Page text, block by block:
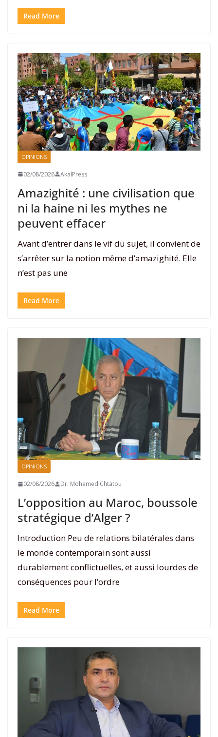
Read More
OPINIONS
02/08/2026 AkalPress
Amazighité : une civilisation que
ni la haine ni les mythes ne
peuvent effacer
Avant d’entrer dans le vif du sujet, il convient de
s’arrêter sur la notion même d’amazighité. Elle
n’est pas une
Read More
OPINIONS
02/08/2026 Dr. Mohamed Chtatou
L’opposition au Maroc, boussole
stratégique d’Alger ?
Introduction Peu de relations bilatérales dans
le monde contemporain sont aussi
durablement conflictuelles, et aussi lourdes de
conséquences pour l’ordre
Read More